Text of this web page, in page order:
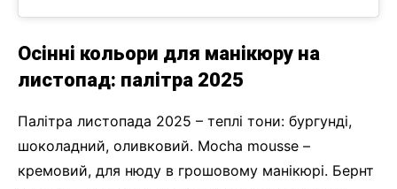
Осінні кольори для манікюру на
листопад: палітра 2025
Палітра листопада 2025 – теплі тони: бургунді,
шоколадний, оливковий. Mocha mousse –
кремовий, для нюду в грошовому манікюрі. Бернт